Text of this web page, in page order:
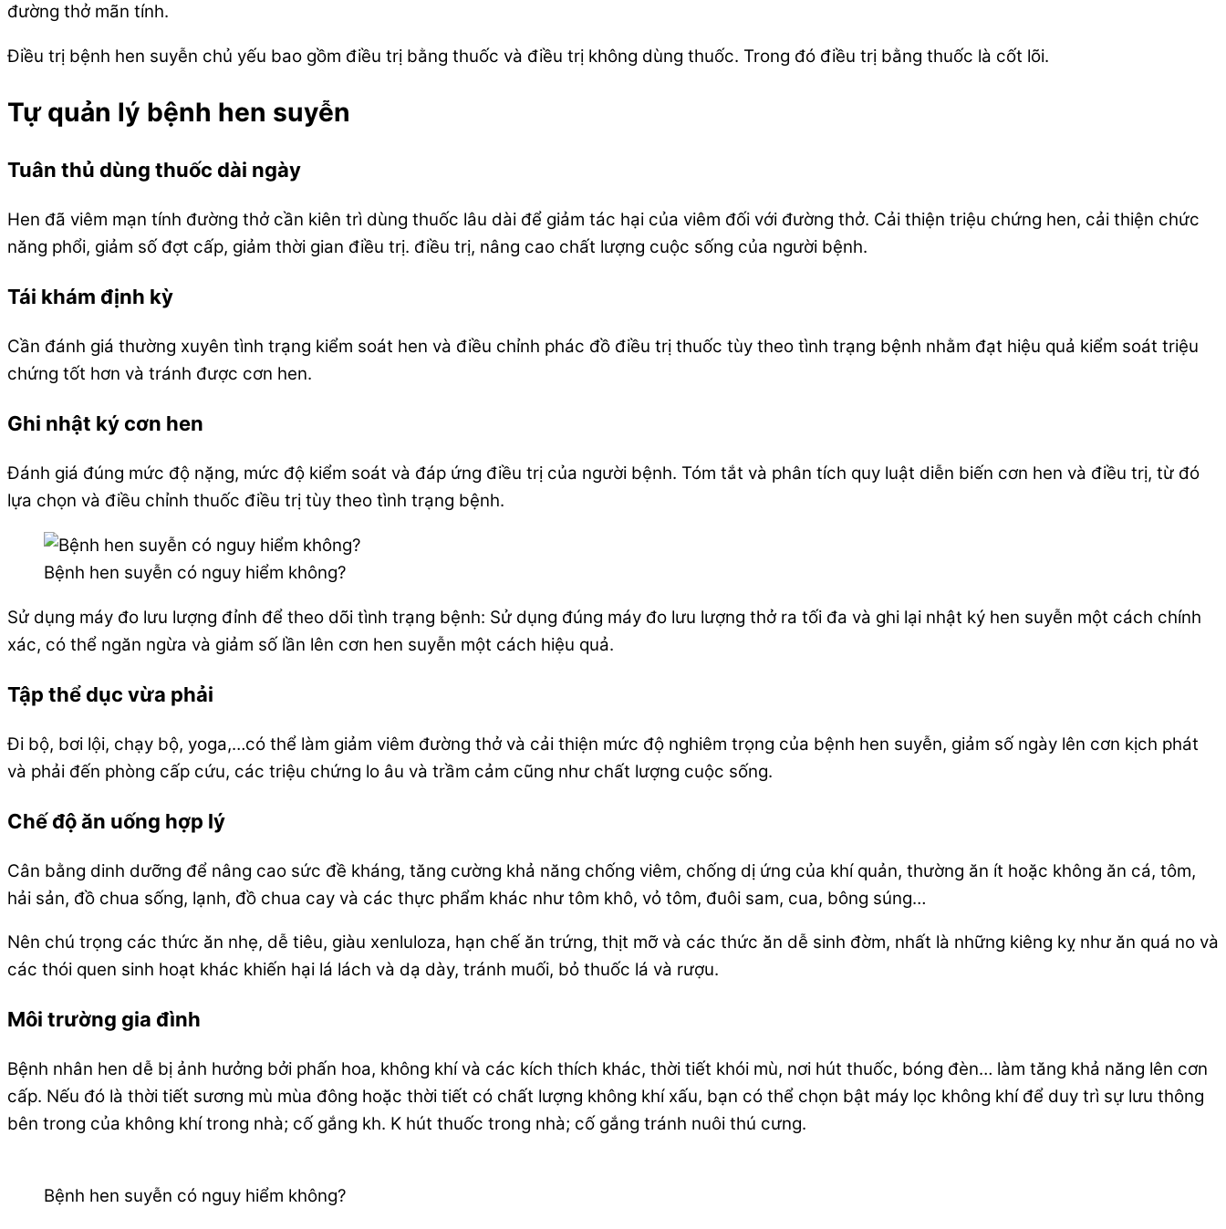
đường thở mãn tính.
Điều trị bệnh hen suyễn chủ yếu bao gồm điều trị bằng thuốc và điều trị không dùng thuốc. Trong đó điều trị bằng thuốc là cốt lõi.
Tự quản lý bệnh hen suyễn
Tuân thủ dùng thuốc dài ngày
Hen đã viêm mạn tính đường thở cần kiên trì dùng thuốc lâu dài để giảm tác hại của viêm đối với đường thở. Cải thiện triệu chứng hen, cải thiện chức
năng phổi, giảm số đợt cấp, giảm thời gian điều trị. điều trị, nâng cao chất lượng cuộc sống của người bệnh.
Tái khám định kỳ
Cần đánh giá thường xuyên tình trạng kiểm soát hen và điều chỉnh phác đồ điều trị thuốc tùy theo tình trạng bệnh nhằm đạt hiệu quả kiểm soát triệu
chứng tốt hơn và tránh được cơn hen.
Ghi nhật ký cơn hen
Đánh giá đúng mức độ nặng, mức độ kiểm soát và đáp ứng điều trị của người bệnh. Tóm tắt và phân tích quy luật diễn biến cơn hen và điều trị, từ đó
lựa chọn và điều chỉnh thuốc điều trị tùy theo tình trạng bệnh.
Bệnh hen suyễn có nguy hiểm không?
Sử dụng máy đo lưu lượng đỉnh để theo dõi tình trạng bệnh: Sử dụng đúng máy đo lưu lượng thở ra tối đa và ghi lại nhật ký hen suyễn một cách chính
xác, có thể ngăn ngừa và giảm số lần lên cơn hen suyễn một cách hiệu quả.
Tập thể dục vừa phải
Đi bộ, bơi lội, chạy bộ, yoga,…có thể làm giảm viêm đường thở và cải thiện mức độ nghiêm trọng của bệnh hen suyễn, giảm số ngày lên cơn kịch phát
và phải đến phòng cấp cứu, các triệu chứng lo âu và trầm cảm cũng như chất lượng cuộc sống.
Chế độ ăn uống hợp lý
Cân bằng dinh dưỡng để nâng cao sức đề kháng, tăng cường khả năng chống viêm, chống dị ứng của khí quản, thường ăn ít hoặc không ăn cá, tôm,
hải sản, đồ chua sống, lạnh, đồ chua cay và các thực phẩm khác như tôm khô, vỏ tôm, đuôi sam, cua, bông súng…
Nên chú trọng các thức ăn nhẹ, dễ tiêu, giàu xenluloza, hạn chế ăn trứng, thịt mỡ và các thức ăn dễ sinh đờm, nhất là những kiêng kỵ như ăn quá no và
các thói quen sinh hoạt khác khiến hại lá lách và dạ dày, tránh muối, bỏ thuốc lá và rượu.
Môi trường gia đình
Bệnh nhân hen dễ bị ảnh hưởng bởi phấn hoa, không khí và các kích thích khác, thời tiết khói mù, nơi hút thuốc, bóng đèn… làm tăng khả năng lên cơn
cấp. Nếu đó là thời tiết sương mù mùa đông hoặc thời tiết có chất lượng không khí xấu, bạn có thể chọn bật máy lọc không khí để duy trì sự lưu thông
bên trong của không khí trong nhà; cố gắng kh. K hút thuốc trong nhà; cố gắng tránh nuôi thú cưng.
Bệnh hen suyễn có nguy hiểm không?